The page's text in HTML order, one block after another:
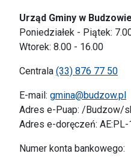
Urząd Gminy w
Poniedziałek - Piątek:
Wtorek: 8.00 - 16.00
Centrala (33) 876 77 50
E-mail: gmina@budzow.pl
Adres e-Puap: /Budzow/
Adres e-doręczeń:
Numer konta bankowego: